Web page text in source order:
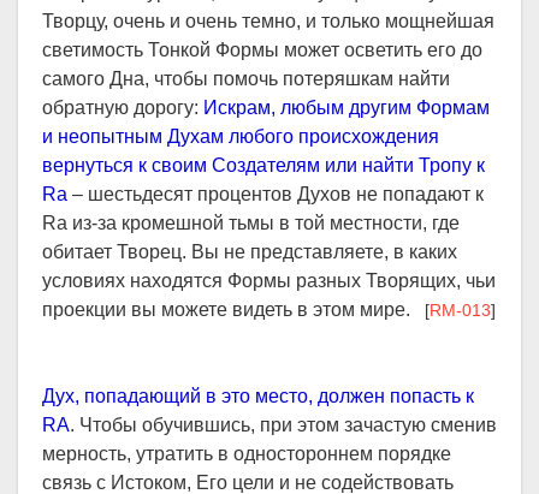
Творцу, очень и очень темно, и только мощнейшая
светимость Тонкой Формы может осветить его до
самого Дна, чтобы помочь потеряшкам найти
обратную дорогу: Искрам, любым другим Формам
и неопытным Духам любого происхождения
вернуться к своим Создателям или найти Тропу к
Ra – шестьдесят процентов Духов не попадают к
Ra из-за кромешной тьмы в той местности, где
обитает Творец. Вы не представляете, в каких
условиях находятся Формы разных Творящих, чьи
проекции вы можете видеть в этом мире. [RM-013]
Дух, попадающий в это место, должен попасть к
RA. Чтобы обучившись, при этом зачастую сменив
мерность, утратить в одностороннем порядке
связь с Истоком, Его цели и не содействовать